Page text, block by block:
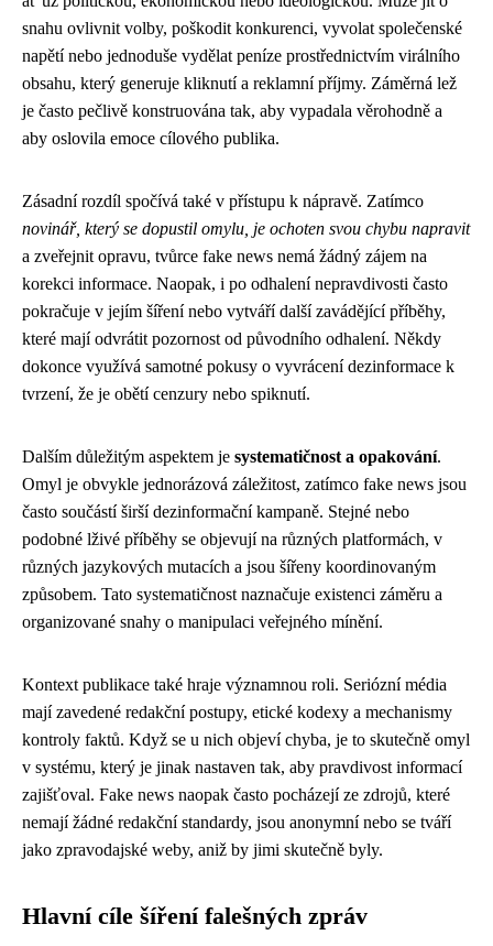
snahu ovlivnit volby, poškodit konkurenci, vyvolat společenské
napětí nebo jednoduše vydělat peníze prostřednictvím virálního
obsahu, který generuje kliknutí a reklamní příjmy. Záměrná lež
je často pečlivě konstruována tak, aby vypadala věrohodně a
aby oslovila emoce cílového publika.
Zásadní rozdíl spočívá také v přístupu k nápravě. Zatímco
novinář, který se dopustil omylu, je ochoten svou chybu napravit
a zveřejnit opravu, tvůrce fake news nemá žádný zájem na
korekci informace. Naopak, i po odhalení nepravdivosti často
pokračuje v jejím šíření nebo vytváří další zavádějící příběhy,
které mají odvrátit pozornost od původního odhalení. Někdy
dokonce využívá samotné pokusy o vyvrácení dezinformace k
tvrzení, že je obětí cenzury nebo spiknutí.
Dalším důležitým aspektem je systematičnost a opakování.
Omyl je obvykle jednorázová záležitost, zatímco fake news jsou
často součástí širší dezinformační kampaně. Stejné nebo
podobné lživé příběhy se objevují na různých platformách, v
různých jazykových mutacích a jsou šířeny koordinovaným
způsobem. Tato systematičnost naznačuje existenci záměru a
organizované snahy o manipulaci veřejného mínění.
Kontext publikace také hraje významnou roli. Seriózní média
mají zavedené redakční postupy, etické kodexy a mechanismy
kontroly faktů. Když se u nich objeví chyba, je to skutečně omyl
v systému, který je jinak nastaven tak, aby pravdivost informací
zajišťoval. Fake news naopak často pocházejí ze zdrojů, které
nemají žádné redakční standardy, jsou anonymní nebo se tváří
jako zpravodajské weby, aniž by jimi skutečně byly.
Hlavní cíle šíření falešných zpráv